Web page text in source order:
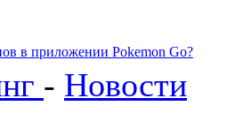
в приложении Pokemon Go?
- Новости